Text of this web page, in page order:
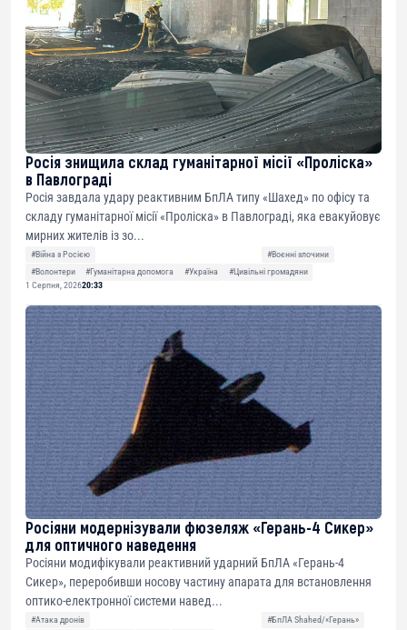
Росія знищила склад гуманітарної місії «Проліска»
в Павлограді
Росія завдала удару реактивним БпЛА типу «Шахед» по офісу та
складу гуманітарної місії «Проліска» в Павлограді, яка евакуйовує
мирних жителів із зо...
#Війна з Росією
#Воєнні злочини
#Волонтери
#Гуманітарна допомога #Україна
#Цивільні громадяни
1 Серпня, 202620:33
Росіяни модернізували фюзеляж «Герань-4 Сикер»
для оптичного наведення
Росіяни модифікували реактивний ударний БпЛА «Герань-4
Сикер», переробивши носову частину апарата для встановлення
оптико-електронної системи навед...
#Атака дронів
#БпЛА Shahed/«Герань»